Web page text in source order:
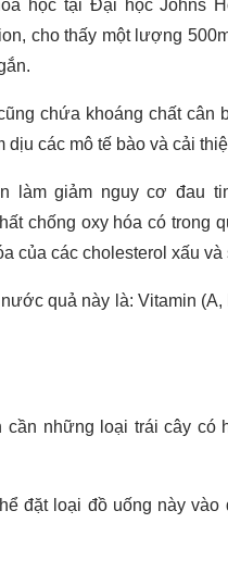
học tại Đại học Johns
cho thấy một lượng
chứa khoáng chất cân
các mô tế bào và cải
làm giảm nguy cơ đau
chống oxy hóa có trong
của các cholesterol xấu
quả này là: Vitamin (A,
những loại trái cây có
đặt loại đồ uống này